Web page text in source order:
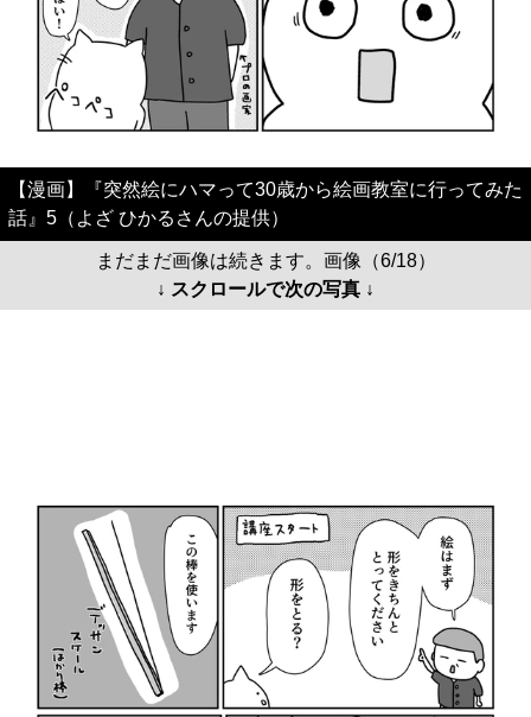
【漫画】『突然絵にハマって30歳から絵画教室に行ってみた
話』5（よざ ひかるさんの提供）
まだまだ画像は続きます。画像（6/18）
↓ スクロールで次の写真 ↓